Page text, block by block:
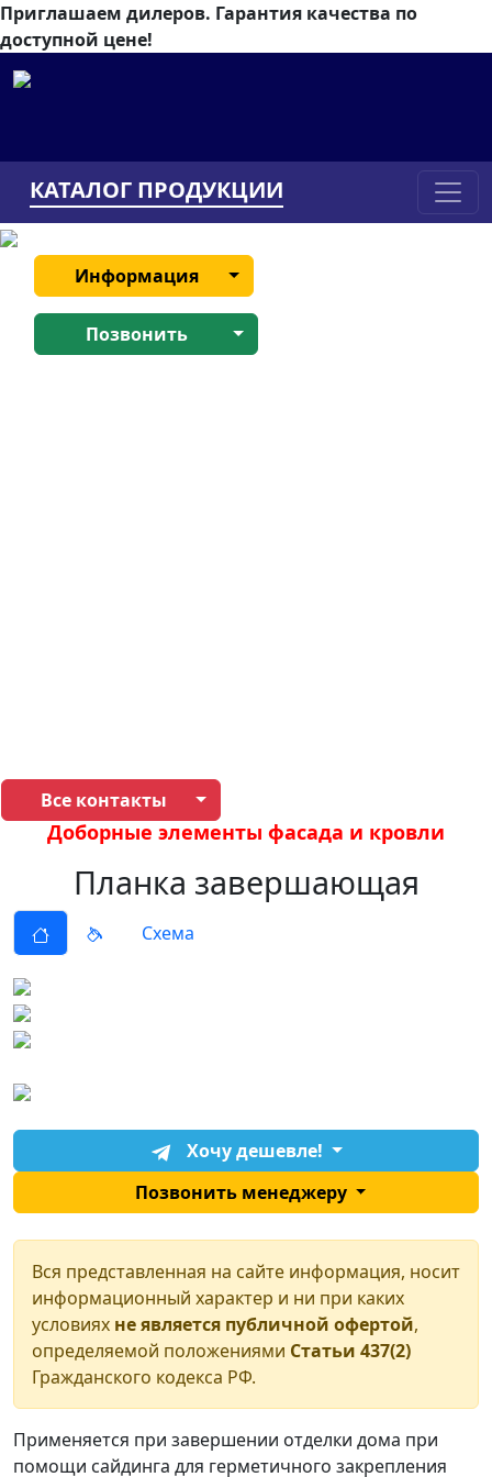
Приглашаем дилеров. Гарантия качества по
доступной цене!
КАТАЛОГ ПРОДУКЦИИ
Информация
Позвонить
Все контакты
Доборные элементы фасада и кровли
Планка завершающая
Схема
Хочу дешевле!
Позвонить менеджеру
Вся представленная на сайте информация, носит
информационный характер и ни при каких
условиях не является публичной офертой,
определяемой положениями Статьи 437(2)
Гражданского кодекса РФ.
Применяется при завершении отделки дома при
помощи сайдинга для герметичного закрепления